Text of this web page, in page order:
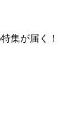
集が届く！